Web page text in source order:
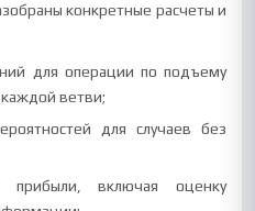
конкретные расчеты и
для операции по подъему
каждой ветви;
для случаев без
прибыли, включая оценку